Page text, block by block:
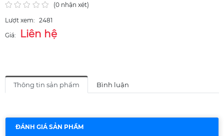
(0 nhận xét)
Lượt xem: 2481
Giá:
Liên hệ
Thông tin sản phẩm Bình luận
ĐÁNH GIÁ SẢN PHẨM